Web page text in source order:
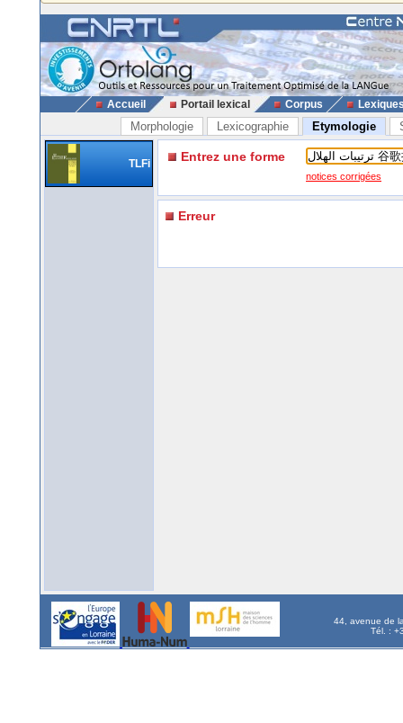
Accueil Portail lexical Corpus
Morphologie Lexicographie Etymologie
TLFi Entrez une forme
notices corrigées
Erreur
44, avenue de
Tél. :